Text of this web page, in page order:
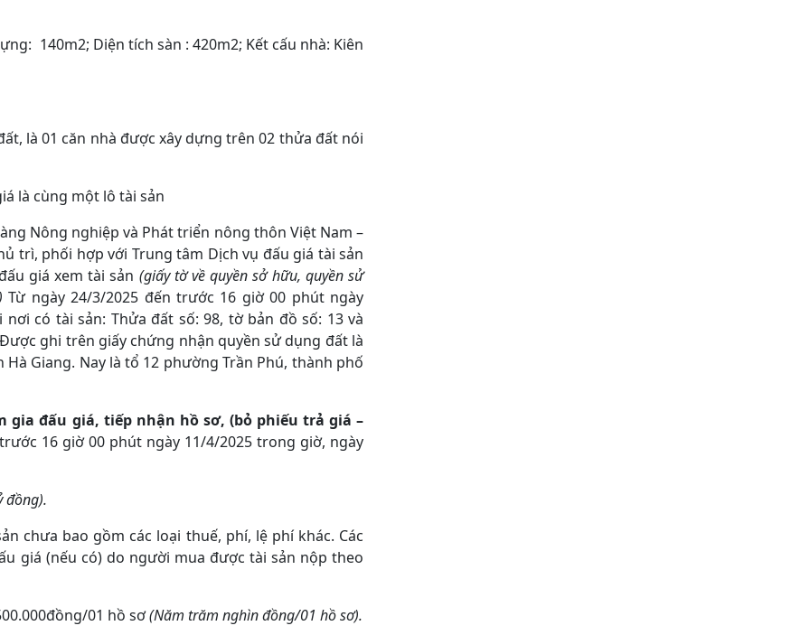
140m2; Diện tích sàn : 420m2; Kết cấu nhà: Kiên
là 01 căn nhà được xây dựng trên 02 thửa đất nói
là cùng một lô tài sản
Nông nghiệp và Phát triển nông thôn Việt Nam –
trì, phối hợp với Trung tâm Dịch vụ đấu giá tài sản
giá xem tài sản (giấy tờ về quyền sở hữu, quyền sử
Từ ngày 24/3/2025 đến trước 16 giờ 00 phút ngày
có tài sản: Thửa đất số: 98, tờ bản đồ số: 13 và
ghi trên giấy chứng nhận quyền sử dụng đất là
Giang. Nay là tổ 12 phường Trần Phú, thành phố
gia đấu giá, tiếp nhận hồ sơ, (bỏ phiếu trả giá –
16 giờ 00 phút ngày 11/4/2025 trong giờ, ngày
đồng).
chưa bao gồm các loại thuế, phí, lệ phí khác. Các
giá (nếu có) do người mua được tài sản nộp theo
01 hồ sơ(Năm trăm nghìn đồng/01 hồ sơ).